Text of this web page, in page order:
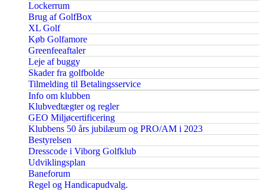
Lockerrum
Brug af GolfBox
XL Golf
Køb Golfamore
Greenfeeaftaler
Leje af buggy
Skader fra golfbolde
Tilmelding til Betalingsservice
Info om klubben
Klubvedtægter og regler
GEO Miljøcertificering
Klubbens 50 års jubilæum og PRO/AM i 2023
Bestyrelsen
Dresscode i Viborg Golfklub
Udviklingsplan
Baneforum
Regel og Handicapudvalg.